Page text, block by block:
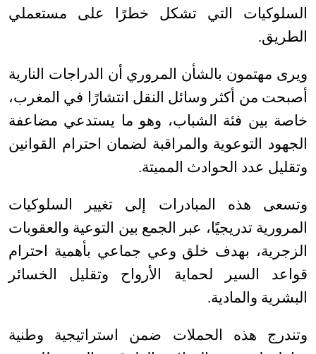
السلوكيات التي تشكل خطرًا على مستعملي
الطريق.
ويرى مهتمون بالشأن المروري أن الدراجات النارية
أصبحت من أكثر وسائل النقل انتشارًا في المغرب،
خاصة بين فئة الشباب، وهو ما يستدعي مضاعفة
الجهود التوعوية والمراقبة لضمان احترام القوانين
وتقليل عدد الحوادث المميتة.
وتسعى هذه المبادرات إلى تغيير السلوكيات
المرورية تدريجيًا، عبر الجمع بين التوعية والعقوبات
الزجرية، بهدف خلق وعي جماعي بأهمية احترام
قواعد السير لحماية الأرواح وتقليل الخسائر
البشرية والمادية.
وتندرج هذه الحملات ضمن استراتيجية وطنية